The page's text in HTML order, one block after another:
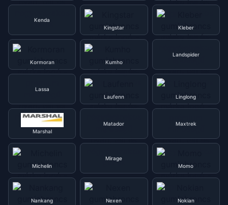
Kenda
Kingstar
Kleber
Kormoran Kumho
Landspider
Lassa
Laufenn
Linglong
Marshal
Matador Maxtrek
Michelin
Mirage
Momo
Nankang Nexen Nokian